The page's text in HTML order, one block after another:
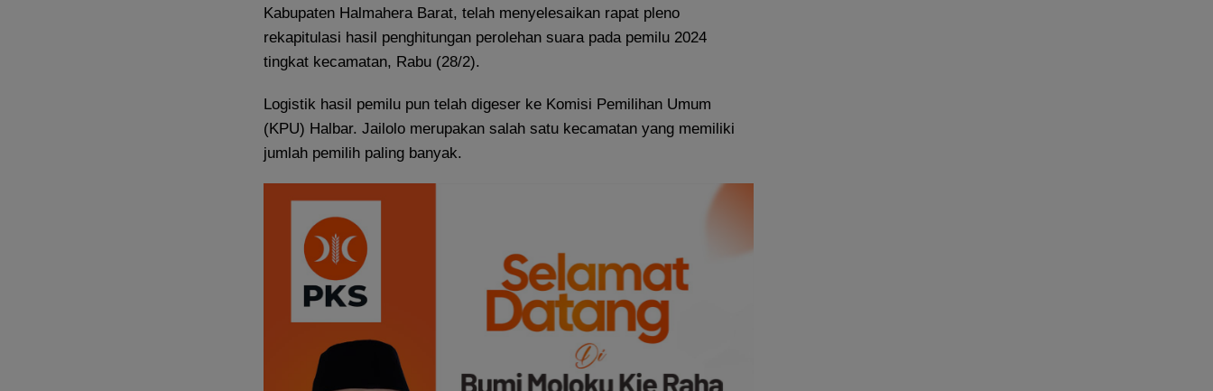
Kabupaten Halmahera Barat, telah menyelesaikan rapat pleno
rekapitulasi hasil penghitungan perolehan suara pada pemilu 2024
tingkat kecamatan, Rabu (28/2).
Logistik hasil pemilu pun telah digeser ke Komisi Pemilihan Umum
(KPU) Halbar. Jailolo merupakan salah satu kecamatan yang memiliki
jumlah pemilih paling banyak.